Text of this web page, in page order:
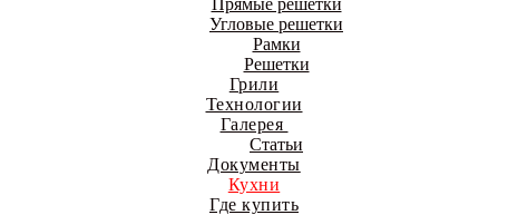
Угловые решетки
Рамки
Решетки
Грили
Технологии
Галерея
Статьи
Документы
Кухни
Где купить